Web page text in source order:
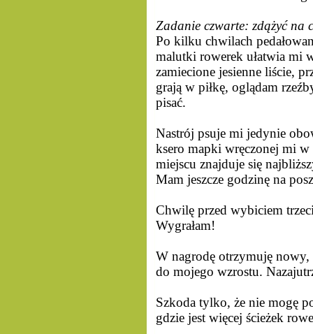
Zadanie czwarte: zdążyć na
Po kilku chwilach
malutki rowerek ułatwia mi
zamiecione jesienne liście,
grają w piłkę, oglądam
pisać.
Nastrój psuje mi jedynie
ksero mapki wręczonej mi
miejscu znajduje się
Mam jeszcze godzinę na
Chwilę przed wybiciem
Wygrałam!
W nagrodę otrzymuję nowy,
do mojego wzrostu.
Szkoda tylko, że nie mogę
gdzie jest więcej ścieżek